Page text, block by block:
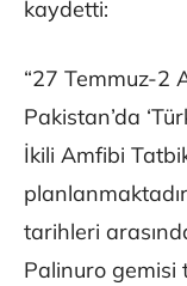
kaydetti:
“27 Temmuz-2
Pakistan’da
İkili Amfibi
tarihleri
Palinuro gemisi